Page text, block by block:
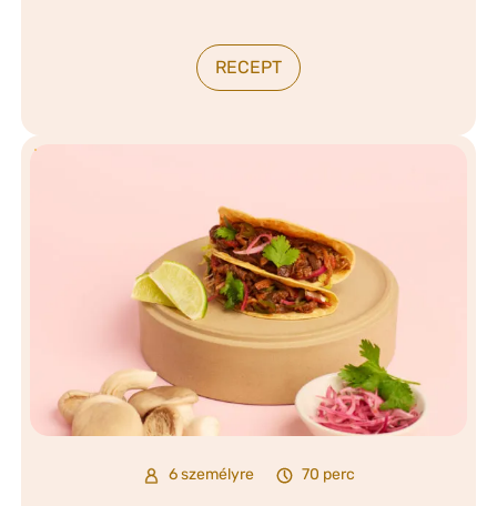
RECEPT
6 személyre 70 perc